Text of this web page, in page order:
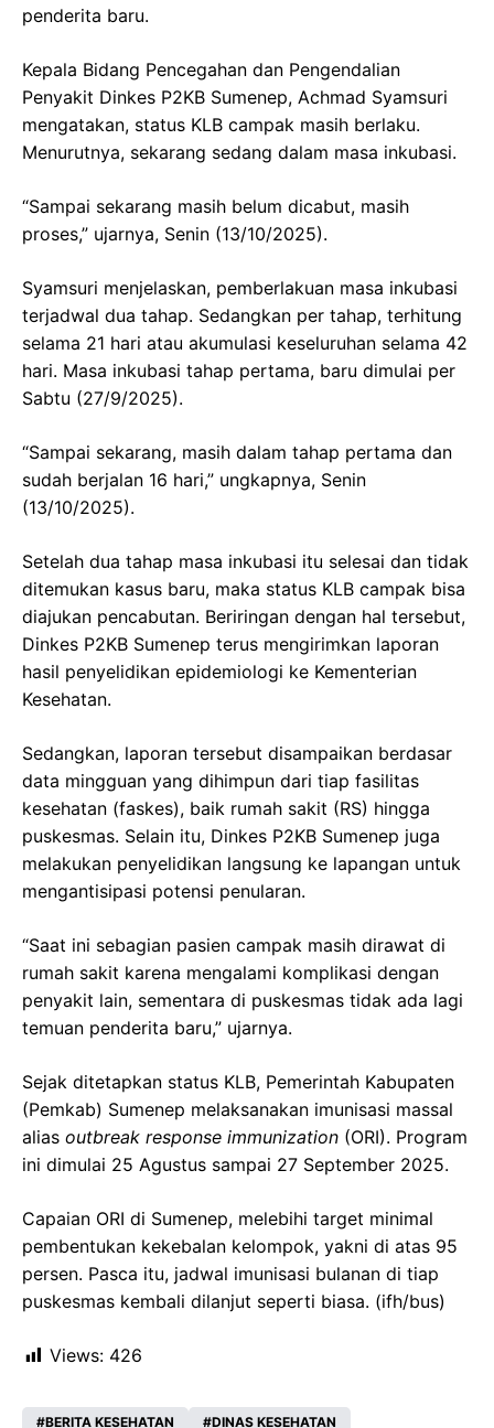
penderita baru.
Kepala Bidang Pencegahan dan Pengendalian
Penyakit Dinkes P2KB Sumenep, Achmad Syamsuri
mengatakan, status KLB campak masih berlaku.
Menurutnya, sekarang sedang dalam masa inkubasi.
“Sampai sekarang masih belum dicabut, masih
proses,” ujarnya, Senin (13/10/2025).
Syamsuri menjelaskan, pemberlakuan masa inkubasi
terjadwal dua tahap. Sedangkan per tahap, terhitung
selama 21 hari atau akumulasi keseluruhan selama 42
hari. Masa inkubasi tahap pertama, baru dimulai per
Sabtu (27/9/2025).
“Sampai sekarang, masih dalam tahap pertama dan
sudah berjalan 16 hari,” ungkapnya, Senin
(13/10/2025).
Setelah dua tahap masa inkubasi itu selesai dan tidak
ditemukan kasus baru, maka status KLB campak bisa
diajukan pencabutan. Beriringan dengan hal tersebut,
Dinkes P2KB Sumenep terus mengirimkan laporan
hasil penyelidikan epidemiologi ke Kementerian
Kesehatan.
Sedangkan, laporan tersebut disampaikan berdasar
data mingguan yang dihimpun dari tiap fasilitas
kesehatan (faskes), baik rumah sakit (RS) hingga
puskesmas. Selain itu, Dinkes P2KB Sumenep juga
melakukan penyelidikan langsung ke lapangan untuk
mengantisipasi potensi penularan.
“Saat ini sebagian pasien campak masih dirawat di
rumah sakit karena mengalami komplikasi dengan
penyakit lain, sementara di puskesmas tidak ada lagi
temuan penderita baru,” ujarnya.
Sejak ditetapkan status KLB, Pemerintah Kabupaten
(Pemkab) Sumenep melaksanakan imunisasi massal
alias outbreak response immunization (ORI). Program
ini dimulai 25 Agustus sampai 27 September 2025.
Capaian ORI di Sumenep, melebihi target minimal
pembentukan kekebalan kelompok, yakni di atas 95
persen. Pasca itu, jadwal imunisasi bulanan di tiap
puskesmas kembali dilanjut seperti biasa. (ifh/bus)
Views: 426
BERITA KESEHATAN
DINAS KESEHATAN